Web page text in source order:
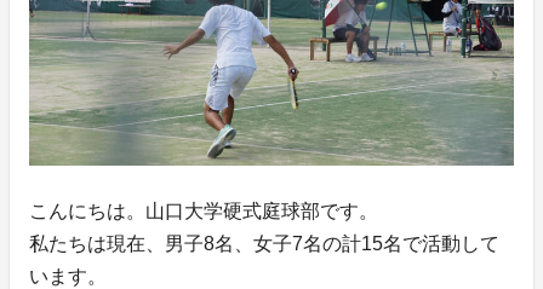
こんにちは。山口大学硬式庭球部です。
私たちは現在、男子8名、女子7名の計15名で活動して
います。